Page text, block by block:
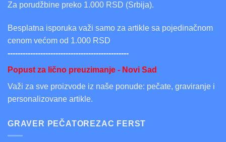
Za porudžbine preko 1.000 RSD (Srbija).
Besplatna isporuka važi samo za artikle sa pojedinačnom
cenom većom od 1.000 RSD
------------------------------------------------
Popust za lično preuzimanje - Novi Sad
Važi za sve proizvode iz naše ponude: pečate, graviranje i
personalizovane artikle.
GRAVER PEČATOREZAC FERST